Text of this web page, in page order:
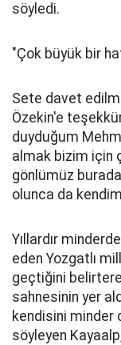
söyledi.
"Çok büyük bir
Sete davet
Özekin'e
duyduğum
almak bizim için
gönlümüz
olunca da
Yıllardır
eden Yozgatlı
geçtiğini
sahnesinin yer
kendisini minder
söyleyen